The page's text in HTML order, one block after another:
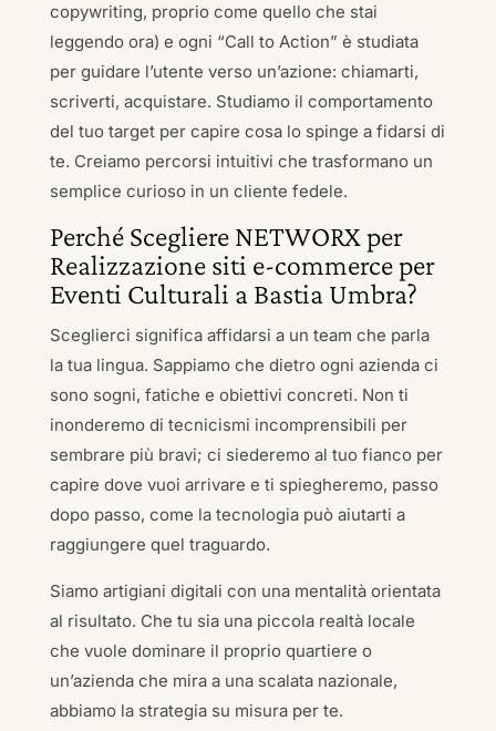
copywriting, proprio come quello che stai
leggendo ora) e ogni “Call to Action” è studiata
per guidare l’utente verso un’azione: chiamarti,
scriverti, acquistare. Studiamo il comportamento
del tuo target per capire cosa lo spinge a fidarsi di
te. Creiamo percorsi intuitivi che trasformano un
semplice curioso in un cliente fedele.
Perché Scegliere NETWORX per
Realizzazione siti e-commerce per
Eventi Culturali a Bastia Umbra?
Sceglierci significa affidarsi a un team che parla
la tua lingua. Sappiamo che dietro ogni azienda ci
sono sogni, fatiche e obiettivi concreti. Non ti
inonderemo di tecnicismi incomprensibili per
sembrare più bravi; ci siederemo al tuo fianco per
capire dove vuoi arrivare e ti spiegheremo, passo
dopo passo, come la tecnologia può aiutarti a
raggiungere quel traguardo.
Siamo artigiani digitali con una mentalità orientata
al risultato. Che tu sia una piccola realtà locale
che vuole dominare il proprio quartiere o
un’azienda che mira a una scalata nazionale,
abbiamo la strategia su misura per te.